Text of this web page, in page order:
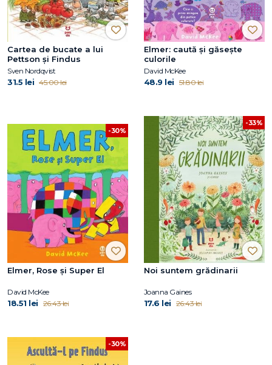
Cartea de bucate a lui
Pettson și Findus
Sven Nordqvist
31.5 lei 45.00 lei
Elmer: caută și găsește
culorile
David McKee
48.9 lei 51.80 lei
-30%
Elmer, Rose și Super El
David McKee
18.51 lei 26.43 lei
-33%
Noi suntem grădinarii
Joanna Gaines
17.6 lei 26.43 lei
-30%